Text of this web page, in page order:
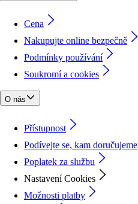
Cena
Nakupujte online bezpečně
Podmínky používání
Soukromí a cookies
O nás
Přístupnost
Podívejte se, kam doručujeme
Poplatek za službu
Nastavení Cookies
Možnosti platby